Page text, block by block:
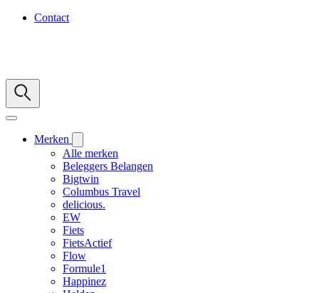
Contact
Merken
Alle merken
Beleggers Belangen
Bigtwin
Columbus Travel
delicious.
EW
Fiets
FietsActief
Flow
Formule1
Happinez